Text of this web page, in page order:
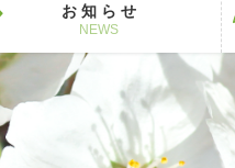
お 知 ら せ
NEWS